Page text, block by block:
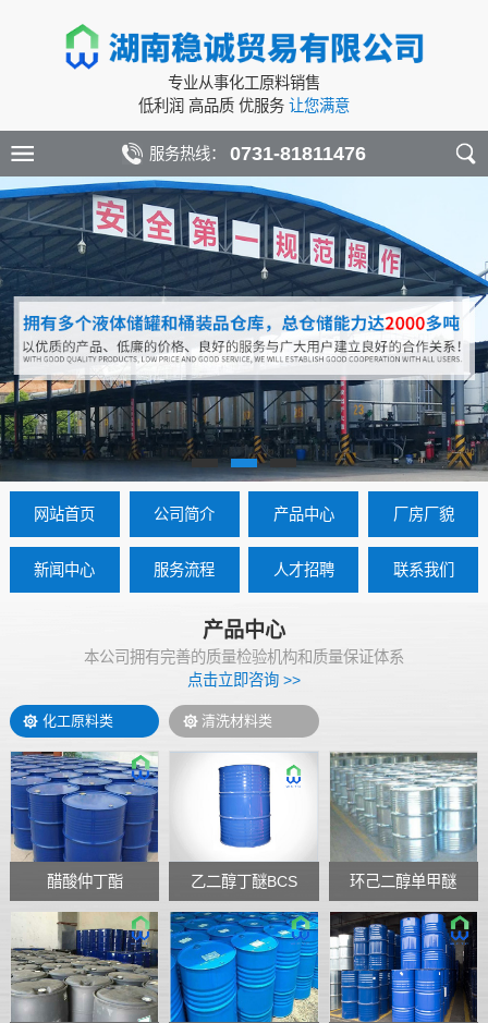
专业从事化工原料销售
低利润 高品质 优服务 让您满意
服务热线： 0731-81811476
网站首页 公司简介 产品中心 厂房厂貌
新闻中心 服务流程 人才招聘 联系我们
产品中心
本公司拥有完善的质量检验机构和质量保证体系
点击立即咨询 >>
化工原料类 清洗材料类
醋酸仲丁酯 乙二醇丁醚BCS 环己二醇单甲醚